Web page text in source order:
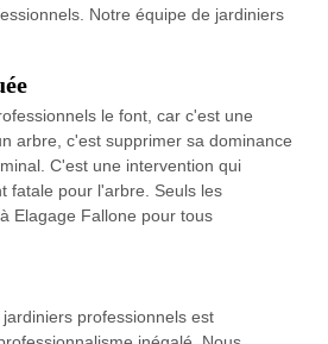
Notre équipe de jardiniers
le font, car c'est une
arbre, c'est supprimer sa dominance
C'est une intervention qui
fatale pour l'arbre. Seuls les
Elagage Fallone pour tous
jardiniers professionnels est